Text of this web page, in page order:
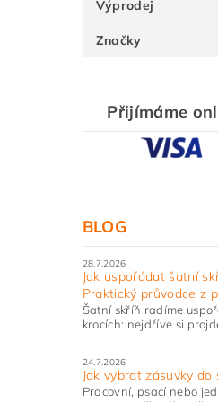
Výprodej
Značky
Přijímáme
BLOG
28.7.2026
Jak uspořádat šatní
Praktický průvodce z
Šatní skříň radíme
krocích: nejdříve si
24.7.2026
Jak vybrat zásuvky do
Pracovní, psací nebo